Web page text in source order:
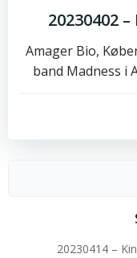
20230402
Amager Bio,
band Madness i
20230414 –